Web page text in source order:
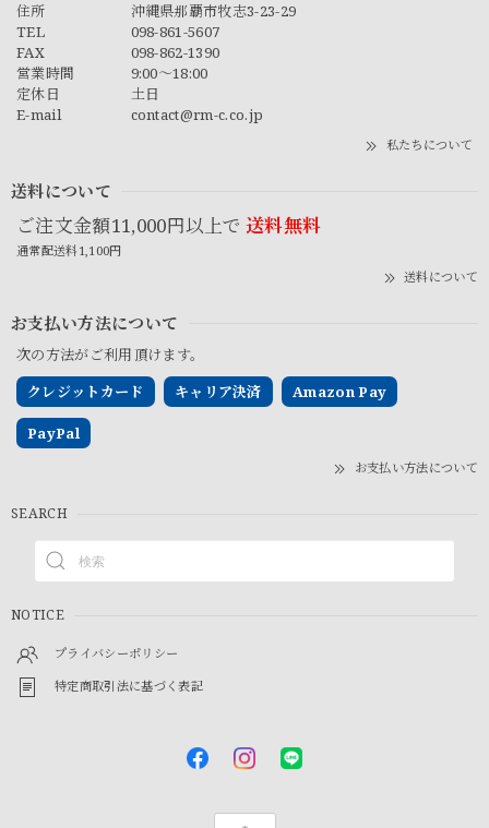
住所
沖縄県那覇市牧志3-23-29
TEL
098-861-5607
FAX
098-862-1390
営業時間
9:00～18:00
定休日
土日
E-mail
contact@rm-c.co.jp
私たちについて
送料について
ご注文金額11,000円以上で 送料無料
通常配送料1,100円
送料について
お支払い方法について
次の方法がご利用頂けます。
クレジットカード
キャリア決済 Amazon Pay
PayPal
お支払い方法について
SEARCH
NOTICE
プライバシーポリシー
特定商取引法に基づく表記